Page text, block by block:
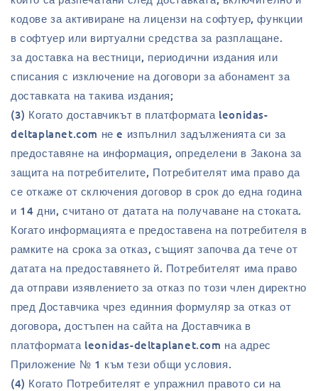
кодове за активиране на лицензи на софтуер, функции
в софтуер или виртуални средства за разплащане.
за доставка на вестници, периодични издания или
списания с изключение на договори за абонамент за
доставката на такива издания;
(3) Когато доставчикът в платформата leonidas-
deltaplanet.com не e изпълнил задълженията си за
предоставяне на информация, определени в Закона за
защита на потребителите, Потребителят има право да
се откаже от сключения договор в срок до една година
и 14 дни, считано от датата на получаване на стоката.
Когато информацията е предоставена на потребителя в
рамките на срока за отказ, същият започва да тече от
датата на предоставянето й. Потребителят има право
да отправи изявлението за отказ по този член директно
пред Доставчика чрез единния формуляр за отказ от
договора, достъпен на сайта на Доставчика в
платформата leonidas-deltaplanet.com на адрес
Приложение № 1 към тези общи условия.
(4) Когато Потребителят е упражнил правото си на